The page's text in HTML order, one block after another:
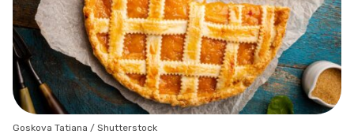
Goskova Tatiana / Shutterstock